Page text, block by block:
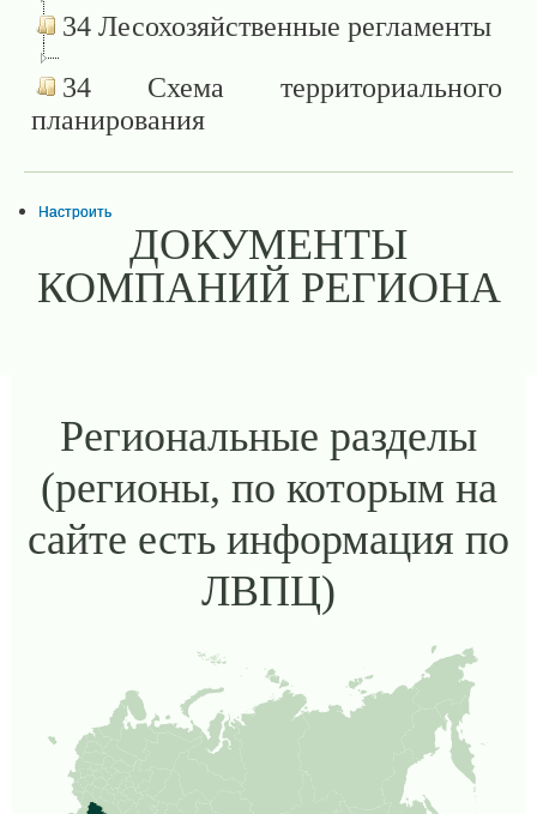
34 Лесохозяйственные регламенты
34 Схема территориального
планирования
Настроить
ДОКУМЕНТЫ
КОМПАНИЙ РЕГИОНА
Региональные разделы
(регионы, по которым на
сайте есть информация по
ЛВПЦ)